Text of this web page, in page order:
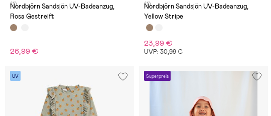
(1)
Nordbjörn Sandsjön UV-Badeanzug,
Rosa Gestreift
26,99 €
(1)
Nordbjörn Sandsjön UV-Badeanzug,
Yellow Stripe
23,99 €
UVP: 30,99 €
UV Superpreis